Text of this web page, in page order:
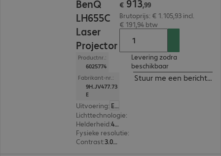
BenQ
LH655C
Laser
Projector
Productnr.:
6025774
Fabrikant-nr.:
9H.JV477.73
E
Uitvoering: Europa
Lichttechnologie:
Helderheid: 4.000 ANSI-lumen
Fysieke resolutie:
Contrast: 3.000.000:1
€ 913,99
Brutoprijs: € 1.105,93 incl.
€ 191,94 btw
Levering zodra
beschikbaar
Stuur me een bericht